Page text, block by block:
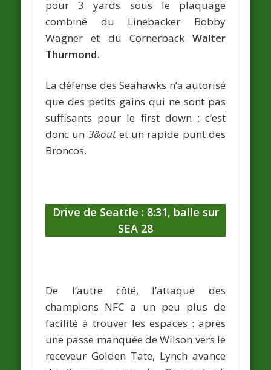
pour 3 yards sous le plaquage
combiné du Linebacker Bobby
Wagner et du Cornerback Walter
Thurmond.
La défense des Seahawks n’a autorisé
que des petits gains qui ne sont pas
suffisants pour le first down ; c’est
donc un 3&outet un rapide punt des
Broncos.
Drive de Seattle : 8:31, balle sur
SEA 28
De l’autre côté, l’attaque des
champions NFC a un peu plus de
facilité à trouver les espaces : après
une passe manquée de Wilson vers le
receveur Golden Tate, Lynch avance